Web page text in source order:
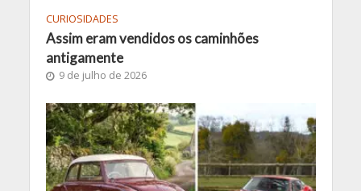
CURIOSIDADES
Assim eram vendidos os caminhões
antigamente
9 de julho de 2026